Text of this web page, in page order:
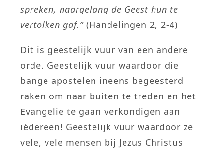
spreken, naargelang de Geest hun te
vertolken gaf.”(Handelingen 2, 2-4)
Dit is geestelijk vuur van een andere
orde. Geestelijk vuur waardoor die
bange apostelen ineens begeesterd
raken om naar buiten te treden en het
Evangelie te gaan verkondigen aan
iédereen! Geestelijk vuur waardoor ze
vele, vele mensen bij Jezus Christus